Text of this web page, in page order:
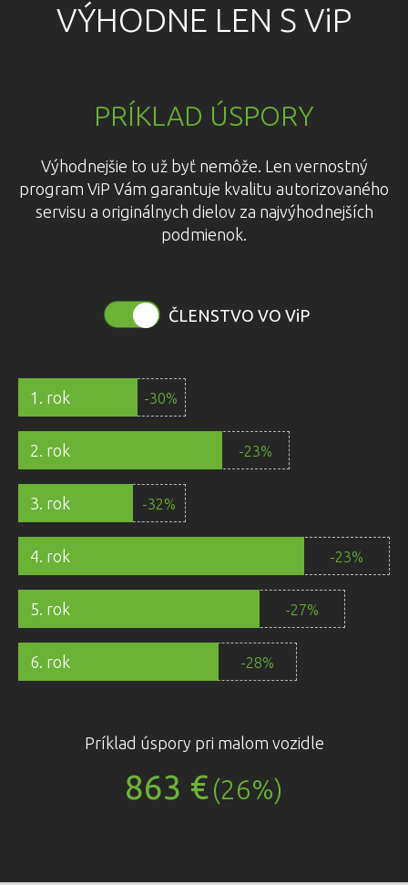
VÝHODNE LEN S ViP
PRÍKLAD ÚSPORY
Výhodnejšie to už byť nemôže. Len vernostný
program ViP Vám garantuje kvalitu autorizovaného
servisu a originálnych dielov za najvýhodnejších
podmienok.
ČLENSTVO VO ViP
1. rok
2. rok
3. rok
4. rok
5. rok
6. rok
-30%
-23%
-32%
-23%
-27%
-28%
Príklad úspory pri malom vozidle
863 €(26%)